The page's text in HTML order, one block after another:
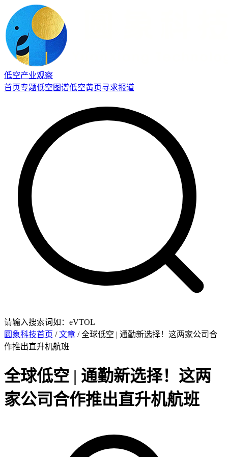
低空产业观察
首页专题低空图谱低空黄页寻求报道
请输入搜索词如：eVTOL
圆象科技首页 /文章 / 全球低空 | 通勤新选择！这两家公司合
作推出直升机航班
全球低空 | 通勤新选择！这两
家公司合作推出直升机航班